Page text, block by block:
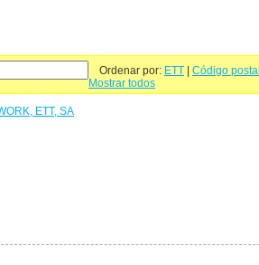
Ordenar por: ETT Código postal
Mostrar todos
ETT, SA